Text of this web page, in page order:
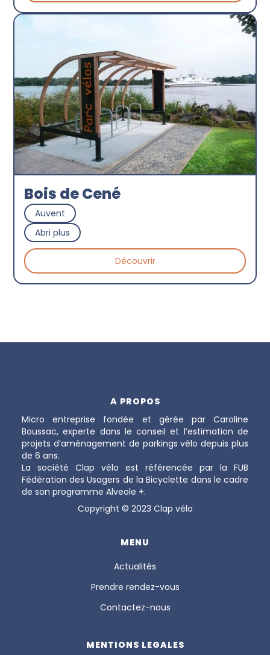
Bois de Cené
Auvent
Abri plus
Découvrir
A PROPOS
Micro entreprise fondée et gérée par Caroline
Boussac, experte dans le conseil et l’estimation de
projets d’aménagement de parkings vélo depuis plus
de 6 ans.
La société Clap vélo est référencée par la FUB
Fédération des Usagers de la Bicyclette dans le cadre
de son programme Alveole +.
Copyright © 2023 Clap vélo
MENU
Actualités
Prendre rendez-vous
Contactez-nous
MENTIONS LEGALES